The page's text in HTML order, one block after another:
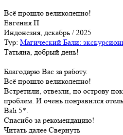
Всё прошло великолепно!
Евгения П
Индонезия, декабрь / 2025
Тур: Магический Бали:
Татьяна, добрый день!
Благодарю Вас за работу.
Всё прошло великолепно!
Встретили, отвезли, по острову
проблем. И очень понравился
Bali 5*.
Спасибо за рекомендацию!
Читать далее Свернуть